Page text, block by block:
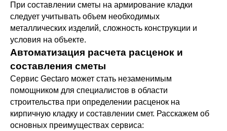
При составлении сметы на армирование кладки
следует учитывать объем необходимых
металлических изделий, сложность конструкции и
условия на объекте.
Автоматизация расчета расценок и
составления сметы
Сервис Gectaro может стать незаменимым
помощником для специалистов в области
строительства при определении расценок на
кирпичную кладку и составлении смет. Расскажем об
основных преимуществах сервиса: